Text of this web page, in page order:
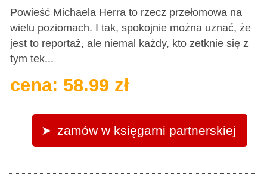
Powieść Michaela Herra to rzecz przełomowa na
wielu poziomach. I tak, spokojnie można uznać, że
jest to reportaż, ale niemal każdy, kto zetknie się z
tym tek...
cena: 58.99 zł
zamów w księgarni partnerskiej